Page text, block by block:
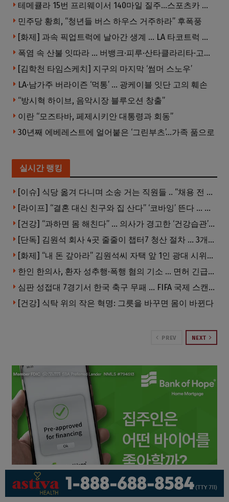
테메큘라 15번 프리웨이서 140마일 질주…스포츠카 압수
민주당 황희, “청년들 버스 하우스 거주하라” 후폭풍
[화제] 과속 픽업트럭에 날아간 생계 … LA 타코트럭 일가족 3명 부상
폭염 속 산불 잇따라 … 버뱅크·피루·산타클라리타·고먼 잇단 산불
[김학천 타임스케치] 지구의 마지막 ‘썸머 스노우’
LA·남가주 버라이즌 ‘먹통’ … 광케이블 잇단 고의 훼손
“방시혁 하이브, 음악시장 블루오션 창출”
이란 “모즈타바, 페제시키안 대통령과 회동”
30년째 에베레스트에 얼어붙은 ‘그린부츠’…가족 품으로
실시간 랭킹
[이슈] 식당 옮겨 다니며 소송 거는 직원들 .. “채용 전 반드시 확인해야”
[라이프] “결혼 대신 친구와 집 산다” ‘코바잉’ 뜬다 … 내 집 마련 공식 바뀌었다
[건강] “과하면 몸 해친다” … 의사가 경고한 ‘건강습관’ 5가지
[단독] 김원석 회사 4곳 줄줄이 챕터7 청산 절차 … 3개 법인 같은 날 동시 파산 신청
[화제] “내 돈 갚아라” 김원석씨 자택 앞 1인 광대 시위 … 한인 투자사, “108만 달러 못받아”
한인 한의사, 환자 성추행·폭행 혐의 기소 … 면허 긴급정지
심판 성접대 7경기서 한국 축구 무패 … FIFA 국제 스캔들 번지나
[건강] 식탁 위의 작은 혁명: 그릇을 바꾸면 몸이 바뀐다
PREV NEXT